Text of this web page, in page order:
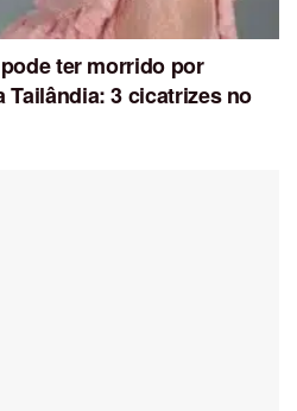
ter morrido por
Tailândia: 3 cicatrizes no